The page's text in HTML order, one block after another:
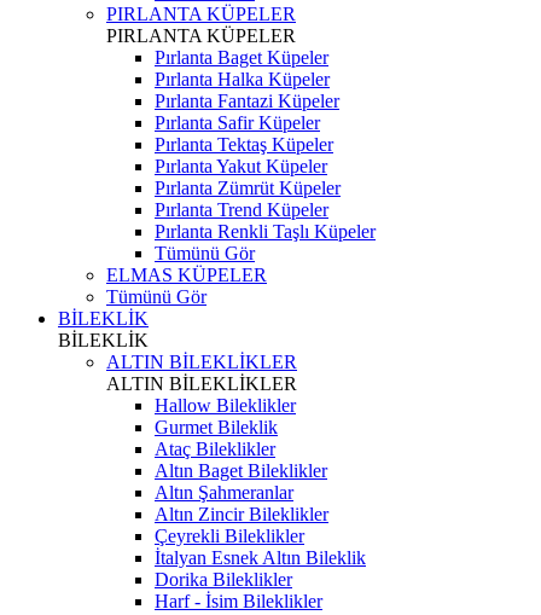
PIRLANTA KÜPELER
PIRLANTA KÜPELER
Pırlanta Baget Küpeler
Pırlanta Halka Küpeler
Pırlanta Fantazi Küpeler
Pırlanta Safir Küpeler
Pırlanta Tektaş Küpeler
Pırlanta Yakut Küpeler
Pırlanta Zümrüt Küpeler
Pırlanta Trend Küpeler
Pırlanta Renkli Taşlı Küpeler
Tümünü Gör
ELMAS KÜPELER
Tümünü Gör
BİLEKLİK
BİLEKLİK
ALTIN BİLEKLİKLER
ALTIN BİLEKLİKLER
Hallow Bileklikler
Gurmet Bileklik
Ataç Bileklikler
Altın Baget Bileklikler
Altın Şahmeranlar
Altın Zincir Bileklikler
Çeyrekli Bileklikler
İtalyan Esnek Altın Bileklik
Dorika Bileklikler
Harf - İsim Bileklikler